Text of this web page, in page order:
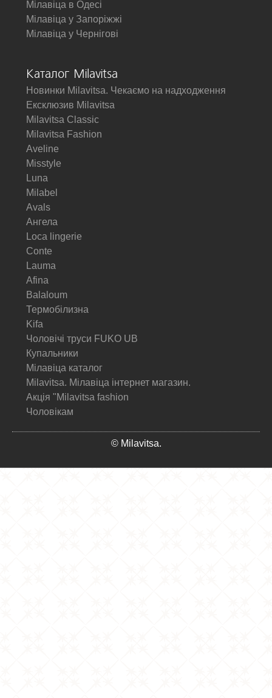
Мілавіца в Одесі
Мілавіца у Запоріжжі
Мілавіца у Чернігові
Каталог Milavitsa
Новинки Milavitsa. Чекаємо на надходження
Ексклюзив Milavitsa
Milavitsa Classic
Milavitsa Fashion
Aveline
Misstyle
Luna
Milabel
Avals
Ангела
Loca lingerie
Conte
Lauma
Afina
Balaloum
Термобілизна
Kifa
Чоловічі труси FUKO UB
Купальники
Мілавіца каталог
Milavitsa. Мілавіца інтернет магазин.
Акція "Milavitsa fashion
Чоловікам
© Milavitsa.